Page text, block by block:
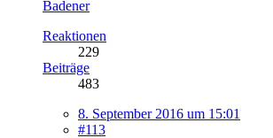
Badener
Reaktionen
229
Beiträge
483
8. September 2016 um 15:01
#113